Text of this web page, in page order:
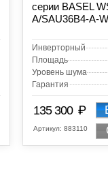
серии BASEL
A/SAU36B4-A-
Инверторный
Площадь
Уровень шума
Гарантия
135 300 ₽
Артикул: 883110